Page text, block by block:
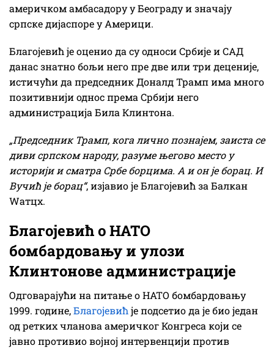
америчком амбасадору у Београду и значају
српске дијаспоре у Америци.
Благојевић је оценио да су односи Србије и САД
данас знатно бољи него пре две или три деценије,
истичући да председник Доналд Трамп има много
позитивнији однос према Србији него
администрација Била Клинтона.
„Председник Трамп, кога лично познајем, заиста се
диви српском народу, разуме његово место у
историји и сматра Србе борцима. А и он је борац. И
Вучић је борац“, изјавио је Благојевић за Балкан
Wатцх.
Благојевић о НАТО
бомбардовању и улози
Клинтонове администрације
Одговарајући на питање о НАТО бомбардовању
1999. године,Благојевић је подсетио да је био један
од ретких чланова америчког Конгреса који се
јавно противио војној интервенцији против